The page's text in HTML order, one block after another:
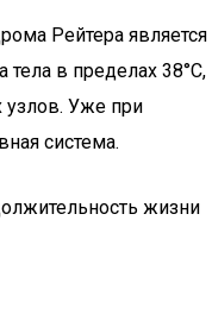
Рейтера является
в пределах 38°С,
узлов. Уже при
система.
жизни